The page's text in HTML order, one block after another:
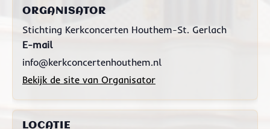
LOCATIE
ORGANISATOR
Stichting Kerkconcerten Houthem-St. Gerlach
E-mail
info@kerkconcertenhouthem.nl
Bekijk de site van Organisator